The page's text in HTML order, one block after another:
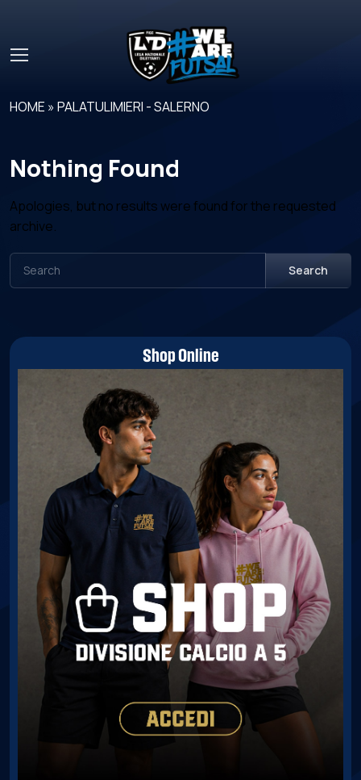
HOME »PALATULIMIERI - SALERNO
Nothing Found
Apologies, but no results were found for the requested
archive.
Search
Shop Online